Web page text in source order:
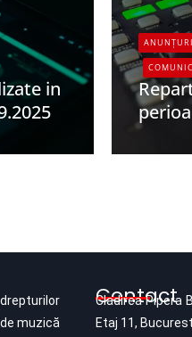
in
muzică
Contact
Cladirea Pipera
Etaj 11,